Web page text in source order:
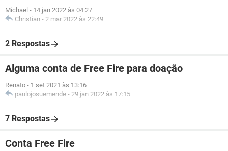
Michael - 14 jan 2022 às 04:27
Christian - 2 mar 2022 às 22:49
2 Respostas
Alguma conta de Free Fire para doação
Renato - 1 set 2021 às 13:16
paulojosuemende - 29 jan 2022 às 17:15
7 Respostas
Conta Free Fire